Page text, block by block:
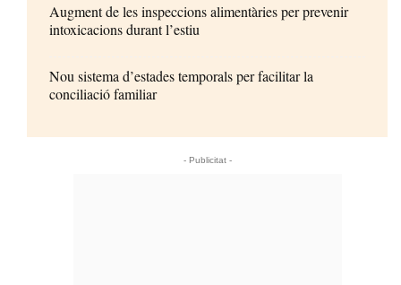
Augment de les inspeccions alimentàries per prevenir
intoxicacions durant l’estiu
Nou sistema d’estades temporals per facilitar la
conciliació familiar
- Publicitat -